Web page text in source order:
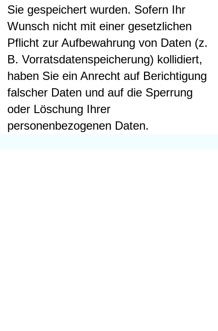
Sie gespeichert wurden. Sofern Ihr
Wunsch nicht mit einer gesetzlichen
Pflicht zur Aufbewahrung von Daten (z.
B. Vorratsdatenspeicherung) kollidiert,
haben Sie ein Anrecht auf Berichtigung
falscher Daten und auf die Sperrung
oder Löschung Ihrer
personenbezogenen Daten.